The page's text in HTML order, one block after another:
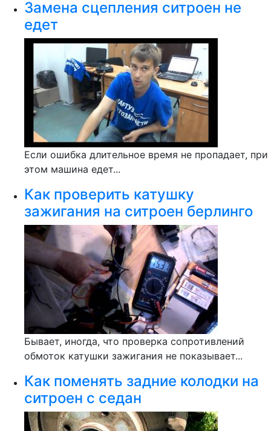
Замена сцепления ситроен не
едет
Если ошибка длительное время не пропадает, при
этом машина едет...
Как проверить катушку
зажигания на ситроен берлинго
Бывает, иногда, что проверка сопротивлений
обмоток катушки зажигания не показывает...
Как поменять задние колодки на
ситроен с седан